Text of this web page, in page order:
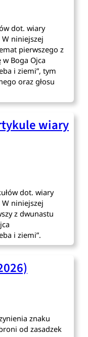
dot. wiary
niniejszej
pierwszego z
Boga Ojca
i ziemi”, tym
oraz głosu
wiary
dot. wiary
niniejszej
z dwunastu
i ziemi”.
znaku
od zasadzek